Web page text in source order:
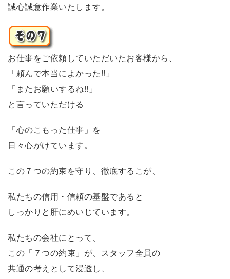
誠心誠意作業いたします。
お仕事をご依頼していただいたお客様から、
「頼んで本当によかった!!」
「またお願いするね!!」
と言っていただける
「心のこもった仕事」を
日々心がけています。
この７つの約束を守り、徹底するこが、
私たちの信用・信頼の基盤であると
しっかりと肝にめいじています。
私たちの会社にとって、
この「７つの約束」が、スタッフ全員の
共通の考えとして浸透し、